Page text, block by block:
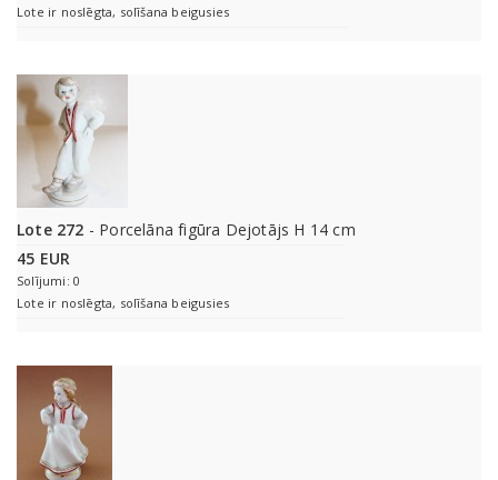
Lote ir noslēgta, solīšana beigusies
Lote 272 - Porcelāna figūra Dejotājs H 14 cm
45 EUR
Solījumi: 0
Lote ir noslēgta, solīšana beigusies